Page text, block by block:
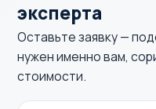
эксперта
Оставьте заявку —
нужен именно вам,
стоимости.